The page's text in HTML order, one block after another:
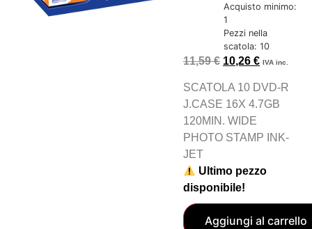
Acquisto minimo:
1
Pezzi nella
scatola: 10
11,59€ 10,26€ IVA inc.
SCATOLA 10 DVD-R
J.CASE 16X 4.7GB
120MIN. WIDE
PHOTO STAMP INK-
JET
Ultimo pezzo
disponibile!
Aggiungi al carrello